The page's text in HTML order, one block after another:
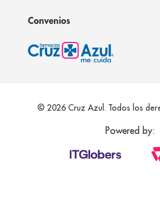
Convenios
© 2026 Cruz Azul. Todos los
Powered by: